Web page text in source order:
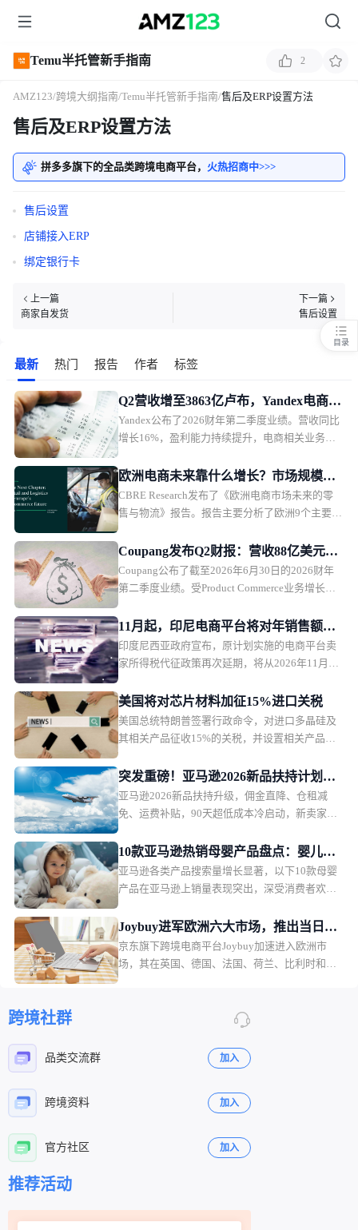
Temu半托管新手指南 2
AMZ123/跨境大纲指南/Temu半托管新手指南/售后及ERP设置方法
售后及ERP设置方法
拼多多旗下的全品类跨境电商平台， 火热招商中>>>
售后设置
店铺接入ERP
绑定银行卡
上一篇
商家自发货
下一篇
售后设置
最新 热门 报告 作者 标签
Q2营收增至3863亿卢布，Yandex电商业
务首次盈利
Yandex公布了2026财年第二季度业绩。营收同比
增长16%，盈利能力持续提升，电商相关业务首
欧洲电商未来靠什么增长？市场规模、
品类与物流全面解析
CBRE Research发布了《欧洲电商市场未来的零
售与物流》报告。报告主要分析了欧洲9个主要市
市场趋势，探讨未来欧洲电商市场的发展方向。
Coupang发布Q2财报：营收88亿美元，
盈利能力承压
Coupang公布了截至2026年6月30日的2026财年
第二季度业绩。受Product Commerce业务增长放
持增长，但利润承压。
11月起，印尼电商平台将对年销售额超5
亿卢比卖家征税
印度尼西亚政府宣布，原计划实施的电商平台卖
家所得税代征政策再次延期，将从2026年11月1
要是为了在当前经济环境下维护消费者购买力，
政策本身内容不会改变，只是推迟实施时间。
美国将对芯片材料加征15%进口关税
美国总统特朗普签署行政命令，对进口多晶硅及
其相关产品征收15%的关税，并设置相关产品的
效。
突发重磅！亚马逊2026新品扶持计划出
炉，物流、仓储、佣金三重补贴
亚马逊2026新品扶持升级，佣金直降、仓租减
免、运费补贴，90天超低成本冷启动，新卖家红
10款亚马逊热销母婴产品盘点：婴儿护
理产品月销过万
亚马逊各类产品搜索量增长显著，以下10款母婴
产品在亚马逊上销量表现突出，深受消费者欢
售额49.36万美元，销量2.2万。
Joybuy进军欧洲六大市场，推出当日配
送和低价会员模式
京东旗下跨境电商平台Joybuy加速进入欧洲市
场，其在英国、德国、法国、荷兰、比利时和卢
跨境社群
品类交流群 加入
跨境资料 加入
官方社区 加入
立即扫码咨询 立即扫码咨询
推荐活动
目录